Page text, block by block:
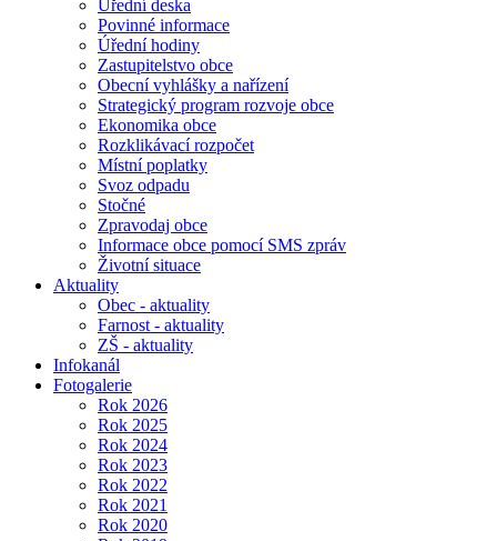
Úřední deska
Povinné informace
Úřední hodiny
Zastupitelstvo obce
Obecní vyhlášky a nařízení
Strategický program rozvoje obce
Ekonomika obce
Rozklikávací rozpočet
Místní poplatky
Svoz odpadu
Stočné
Zpravodaj obce
Informace obce pomocí SMS zpráv
Životní situace
Aktuality
Obec - aktuality
Farnost - aktuality
ZŠ - aktuality
Infokanál
Fotogalerie
Rok 2026
Rok 2025
Rok 2024
Rok 2023
Rok 2022
Rok 2021
Rok 2020